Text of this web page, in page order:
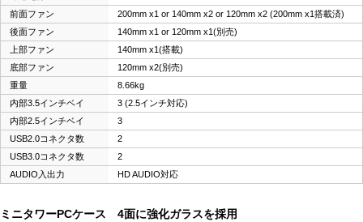
前面ファン
200mm x1 or 140mm x2 or 120mm x2 (200mm x1搭載済)
後面ファン
140mm x1 or 120mm x1(別売)
上部ファン
140mm x1(搭載)
底部ファン
120mm x2(別売)
重量
8.66kg
内部3.5インチベイ
3 (2.5インチ対応)
内部2.5インチベイ
3
USB2.0コネクタ数
2
USB3.0コネクタ数
2
AUDIO入出力
HD AUDIO対応
ミニタワーPCケース 4面に強化ガラスを採用